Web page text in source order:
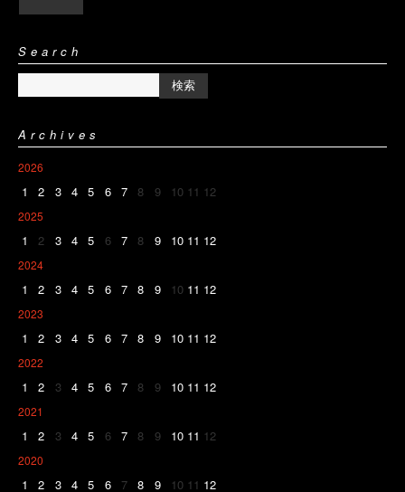
Search
Archives
2026
1 2 3 4 5 6 7 8 9 10 11 12
2025
1 2 3 4 5 6 7 8 9 10 11 12
2024
1 2 3 4 5 6 7 8 9 10 11 12
2023
1 2 3 4 5 6 7 8 9 10 11 12
2022
1 2 3 4 5 6 7 8 9 10 11 12
2021
1 2 3 4 5 6 7 8 9 10 11 12
2020
1 2 3 4 5 6 7 8 9 10 11 12